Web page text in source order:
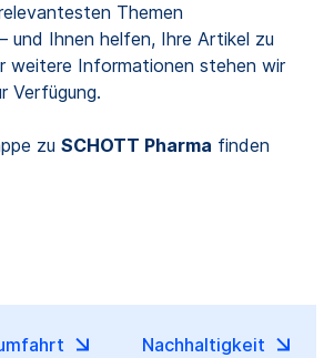
Themen
und Ihnen helfen, Ihre Artikel zu
weitere Informationen stehen wir
Verfügung.
zu SCHOTT Pharma finden
Nachhaltigkeit